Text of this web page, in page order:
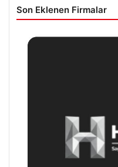
Son Eklenen Firmalar